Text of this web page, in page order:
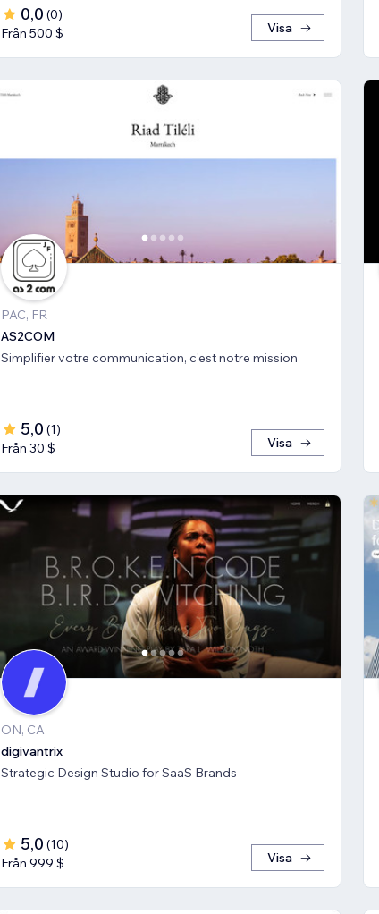
0,0 (0)
Från 500 $
Visa
PAC, FR
AS2COM
Simplifier votre communication, c'est notre mission
5,0 (1)
Från 30 $
Visa
ON, CA
digivantrix
Strategic Design Studio for SaaS Brands
5,0 (10)
Från 999 $
Visa